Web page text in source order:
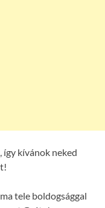
így kívánok neked
tele boldogsággal